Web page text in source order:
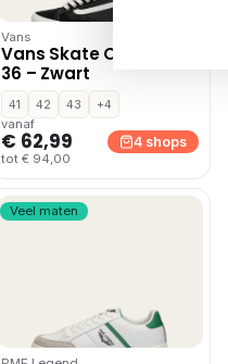
Vans
Vans Skate Old Skool
36 – Zwart
41 42 43
+4
vanaf
€ 62,99
tot € 94,00
4 shops
Veel maten